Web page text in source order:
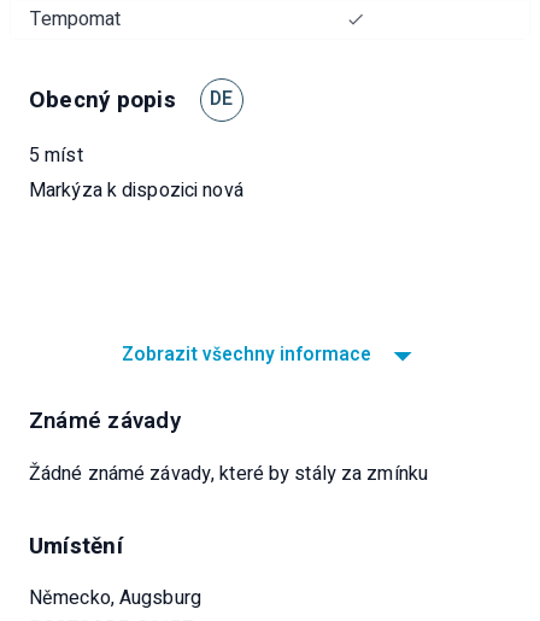
Tempomat
Obecný popis DE
5 míst
Markýza k dispozici nová
Zobrazit všechny informace
Známé závady
Žádné známé závady, které by stály za zmínku
Umístění
Německo, Augsburg